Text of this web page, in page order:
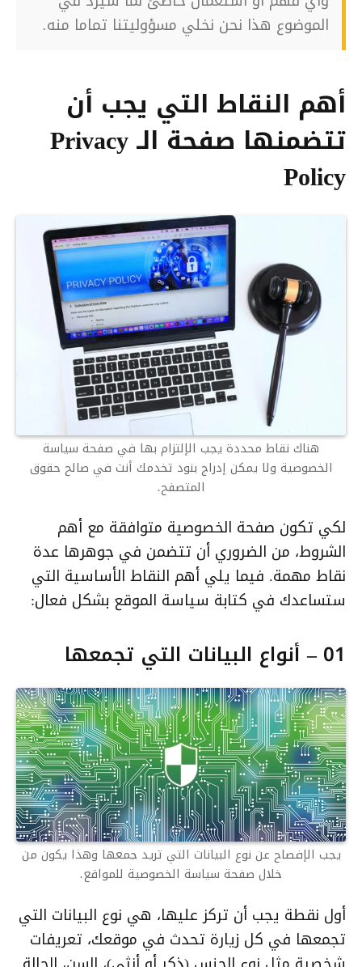
الموضوع هذا نحن نخلي مسؤوليتنا تماما منه.
أهم النقاط التي يجب أن
تتضمنها صفحة الـ Privacy
Policy
هناك نقاط محددة يجب الإلتزام بها في صفحة سياسة
الخصوصية ولا يمكن إدراج بنود تخدمك أنت في صالح حقوق
المتصفح.
لكي تكون صفحة الخصوصية متوافقة مع أهم
الشروط، من الضروري أن تتضمن في جوهرها عدة
نقاط مهمة. فيما يلي أهم النقاط الأساسية التي
ستساعدك في كتابة سياسة الموقع بشكل فعال:
01 – أنواع البيانات التي تجمعها
يجب الإفصاح عن نوع البيانات التي تريد جمعها وهذا يكون من
خلال صفحة سياسة الخصوصية للمواقع.
أول نقطة يجب أن تركز عليها، هي نوع البيانات التي
تجمعها في كل زيارة تحدث في موقعك، تعريفات